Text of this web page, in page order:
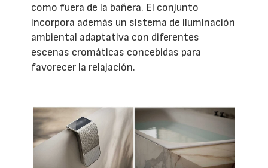
como fuera de la bañera. El conjunto
incorpora además un sistema de iluminación
ambiental adaptativa con diferentes
escenas cromáticas concebidas para
favorecer la relajación.